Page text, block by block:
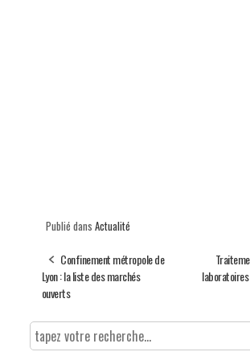
Publié dans Actualité
Confinement métropole de
Lyon : la liste des marchés
ouverts
laboratoires